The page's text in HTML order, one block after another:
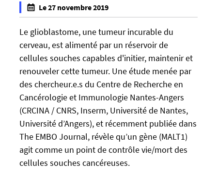
h
t
p
s
:
/
/
u
-
n
w
s
.
Le 27 novembre 2019
f
a
l
s
f
a
l
s
e
Le glioblastome, une tumeur incurable du
cerveau, est alimenté par un réservoir de
cellules souches capables d'initier, maintenir et
renouveler cette tumeur. Une étude menée par
des chercheur.e.s du Centre de Recherche en
Cancérologie et Immunologie Nantes-Angers
(CRCINA / CNRS, Inserm, Université de Nantes,
Université d’Angers), et récemment publiée dans
The EMBO Journal, révèle qu’un gène (MALT1)
agit comme un point de contrôle vie/mort des
cellules souches cancéreuses.